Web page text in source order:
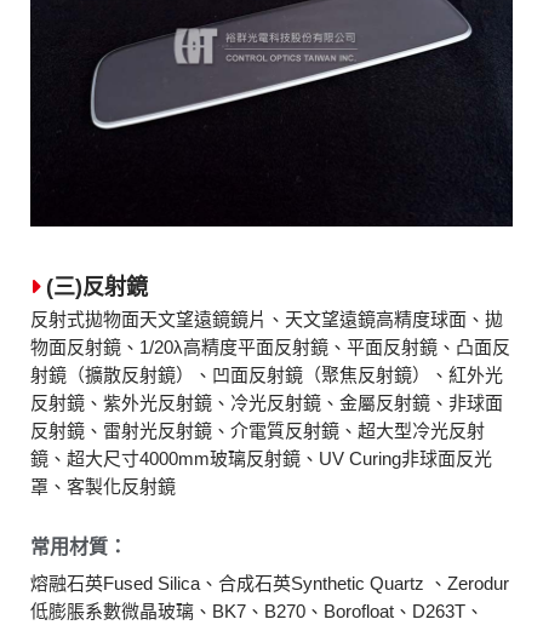
(三)反射鏡
反射式拋物面天文望遠鏡鏡片、天文望遠鏡高精度球面、拋
物面反射鏡、1/20λ高精度平面反射鏡、平面反射鏡、凸面反
射鏡（擴散反射鏡）、凹面反射鏡（聚焦反射鏡）、紅外光
反射鏡、紫外光反射鏡、冷光反射鏡、金屬反射鏡、非球面
反射鏡、雷射光反射鏡、介電質反射鏡、超大型冷光反射
鏡、超大尺寸4000mm玻璃反射鏡、UV Curing非球面反光
罩、客製化反射鏡
常用材質：
熔融石英Fused Silica、合成石英Synthetic Quartz 、Zerodur
低膨脹系數微晶玻璃、BK7、B270、Borofloat、D263T、